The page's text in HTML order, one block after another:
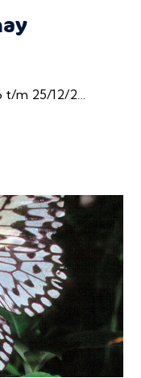
25/12/2026